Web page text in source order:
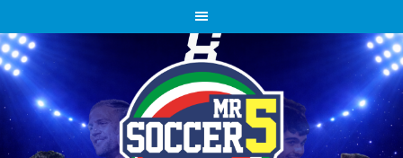
to
content